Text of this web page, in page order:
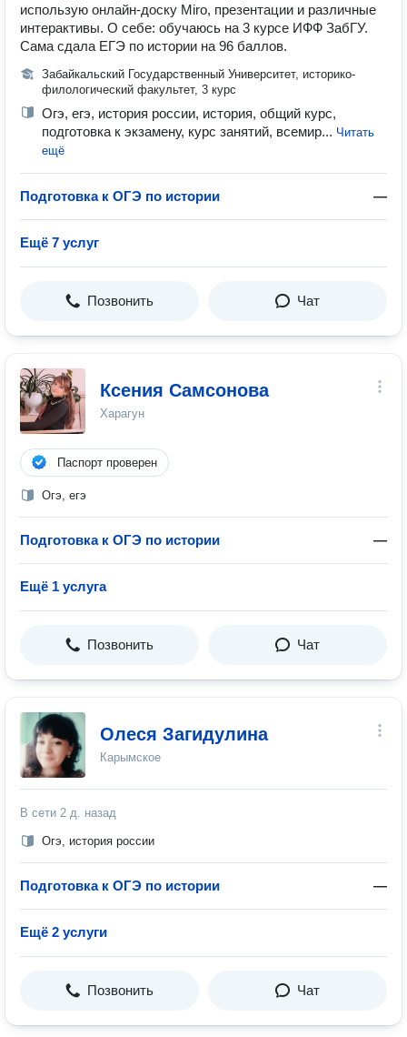
использую онлайн-доску Miro, презентации и различные
интерактивы. О себе: обучаюсь на 3 курсе ИФФ ЗабГУ.
Сама сдала ЕГЭ по истории на 96 баллов.
Забайкальский Государственный Университет, историко-
филологический факультет, 3 курс
Огэ, егэ, история россии, история, общий курс,
подготовка к экзамену, курс занятий, всемир... Читать
ещё
Подготовка к ОГЭ по истории —
Ещё 7 услуг
Позвонить Чат
Ксения Самсонова
Харагун
Паспорт проверен
Огэ, егэ
Подготовка к ОГЭ по истории —
Ещё 1 услуга
Позвонить Чат
Олеся Загидулина
Карымское
В сети 2 д. назад
Огэ, история россии
Подготовка к ОГЭ по истории —
Ещё 2 услуги
Позвонить Чат